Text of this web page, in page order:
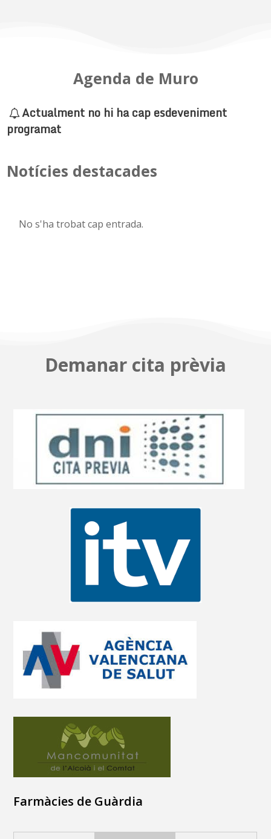
Agenda de Muro
Actualment no hi ha cap esdeveniment
programat
Notícies destacades
No s'ha trobat cap entrada.
Demanar cita prèvia
Farmàcies de Guàrdia